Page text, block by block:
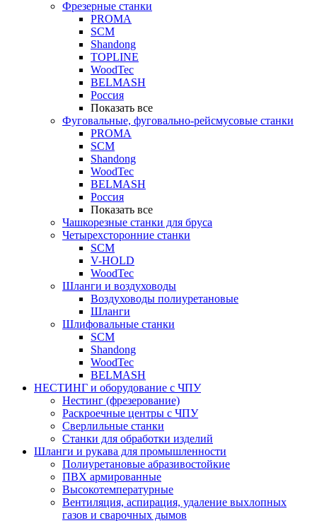
Фрезерные станки
PROMA
SCM
Shandong
TOPLINE
WoodTec
BELMASH
Россия
Показать все
Фуговальные, фуговально-рейсмусовые станки
PROMA
SCM
Shandong
WoodTec
BELMASH
Россия
Показать все
Чашкорезные станки для бруса
Четырехсторонние станки
SCM
V-HOLD
WoodTec
Шланги и воздуховоды
Воздуховоды полиуретановые
Шланги
Шлифовальные станки
SCM
Shandong
WoodTec
BELMASH
НЕСТИНГ и оборудование с ЧПУ
Нестинг (фрезерование)
Раскроечные центры с ЧПУ
Сверлильные станки
Станки для обработки изделий
Шланги и рукава для промышленности
Полиуретановые абразивостойкие
ПВХ армированные
Высокотемпературные
Вентиляция, аспирация, удаление выхлопных
газов и сварочных дымов